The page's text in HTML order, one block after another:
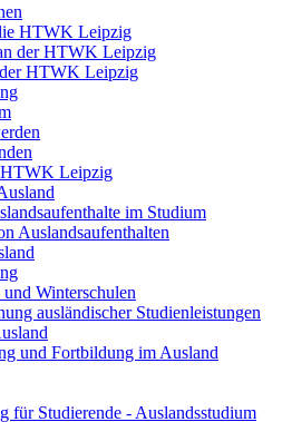
HTWK Leipzig
der HTWK Leipzig
HTWK Leipzig
HTWK Leipzig
im Studium
Auslandsaufenthalten
und Winterschulen
ausländischer Studienleistungen
und Fortbildung im Ausland
für Studierende - Auslandsstudium